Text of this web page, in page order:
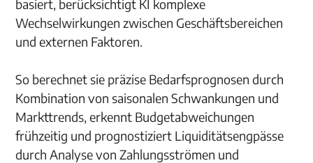
basiert, berücksichtigt KI komplexe
Wechselwirkungen zwischen Geschäftsbereichen
und externen Faktoren.
So berechnet sie präzise Bedarfsprognosen durch
Kombination von saisonalen Schwankungen und
Markttrends, erkennt Budgetabweichungen
frühzeitig und prognostiziert Liquiditätsengpässe
durch Analyse von Zahlungsströmen und